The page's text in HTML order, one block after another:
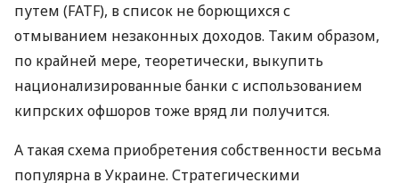
путем (FATF), в список не борющихся с
отмыванием незаконных доходов. Таким образом,
по крайней мере, теоретически, выкупить
национализированные банки с использованием
кипрских офшоров тоже вряд ли получится.
А такая схема приобретения собственности весьма
популярна в Украине. Стратегическими